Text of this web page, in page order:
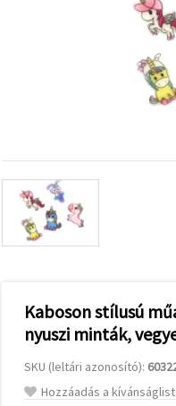
a
valamint
relevánsabb
tartalmat
hirdetéseket
analitikai és
marketingpartnereink
segítségével
Az "Összes
elfogadása"
gombra
Kaboson stílusú
nyuszi minták,
SKU (leltári azonosító):
Hozzáadás a